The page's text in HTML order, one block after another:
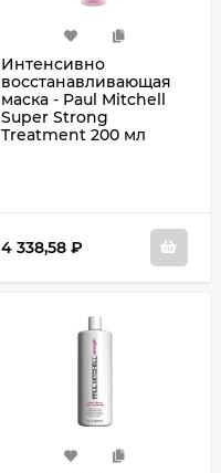
Интенсивно
восстанавливающая
маска - Paul Mitchell
Super Strong
Treatment 200 мл
4 338,58 ₽